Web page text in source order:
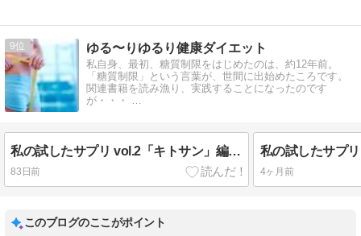
9 ゆる〜りゆるり健康ダイエット
私自身、最初、糖質制限をはじめたのは、約12年前。
「糖質制限」という言葉が、世間に出始めたころです。
関連書籍を読み漁り、実践することになったのです
が・・・ …
私の試したサプリ vol.2「キトサン」編 リニューアル版
83日前 4ヶ月前
このブログのここがポイント